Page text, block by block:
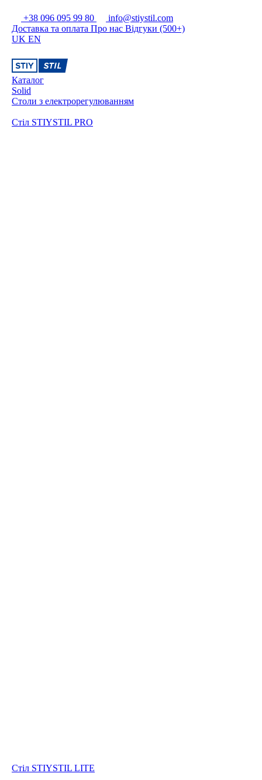
+38 096 095 99 80
info@stiystil.com
Доставка та оплата Про нас Відгуки (500+)
UK EN
Каталог
Solid
Столи з електрорегулюванням
Стіл STIYSTIL PRO
Стіл STIYSTIL LITE